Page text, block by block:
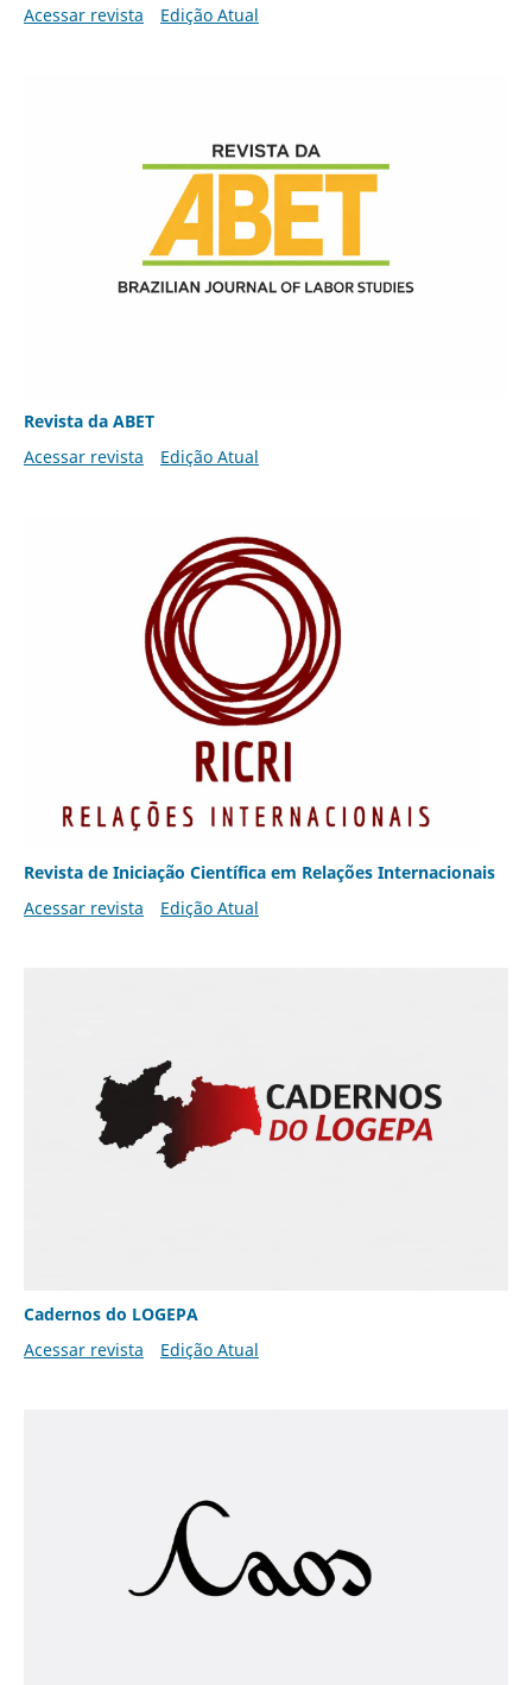
Acessar revista Edição Atual
Revista da ABET
Acessar revista
Edição Atual
Revista de Iniciação Científica em Relações Internacionais
Acessar revista
Edição Atual
Cadernos do LOGEPA
Acessar revista
Edição Atual